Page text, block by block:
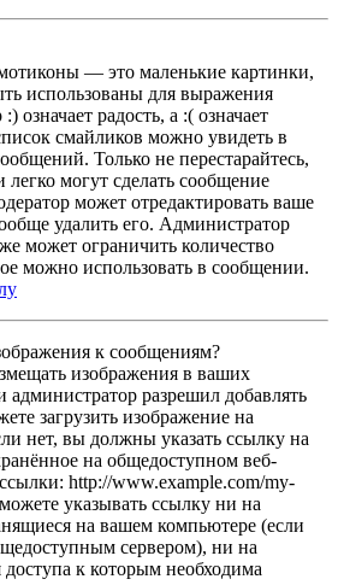
— это маленькие картинки,
использованы для выражения
означает радость, а :( означает
смайликов можно увидеть в
Только не перестарайтесь,
легко могут сделать сообщение
может отредактировать ваше
удалить его. Администратор
может ограничить количество
можно использовать в сообщении.
к сообщениям?
изображения в ваших
администратор разрешил добавлять
загрузить изображение на
нет, вы должны указать ссылку на
на общедоступном веб-
http://www.example.com/my-
указывать ссылку ни на
на вашем компьютере (если
сервером), ни на
к которым необходима